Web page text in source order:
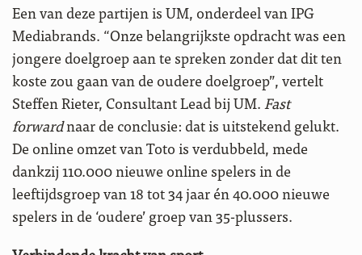
Een van deze partijen is UM, onderdeel van IPG
Mediabrands. “Onze belangrijkste opdracht was een
jongere doelgroep aan te spreken zonder dat dit ten
koste zou gaan van de oudere doelgroep”, vertelt
Steffen Rieter, Consultant Lead bij UM.Fast
forwardnaar de conclusie: dat is uitstekend gelukt.
De online omzet van Toto is verdubbeld, mede
dankzij 110.000 nieuwe online spelers in de
leeftijdsgroep van 18 tot 34 jaar én 40.000 nieuwe
spelers in de ‘oudere’ groep van 35-plussers.